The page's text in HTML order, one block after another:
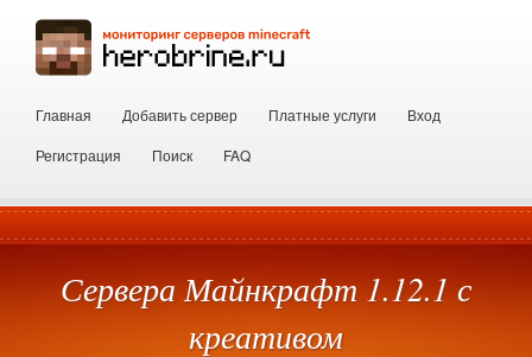
Главная Добавить сервер Платные услуги
Вход
Регистрация
Поиск FAQ
Сервера Майнкрафт 1.12.1 с
креативом